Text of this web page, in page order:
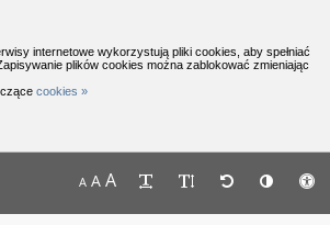
Parchowo -
linków
internetowe wykorzystują pliki cookies, aby spełniać
plików cookies można zablokować zmieniając
cookies »
stronyMenu górne - dostępność strony
A A A